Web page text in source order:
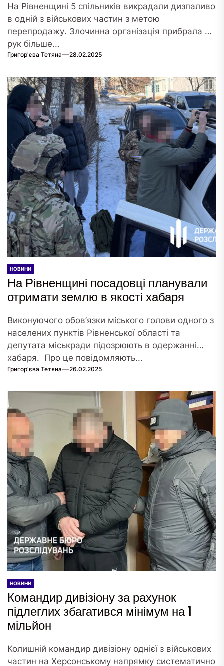
На Рівненщині 5 спільників викрадали дизпаливо
в одній з військових частин з метою
перепродажу. Злочинна організація прибрала до
рук більше...
Григор'єва Тетяна 28.02.2025
НОВИНИ
На Рівненщині посадовці планували
отримати землю в якості хабаря
Виконуючого обов’язки міського голови одного з
населених пунктів Рівненської області та
депутата міськради підозрюють в одержанні
хабаря. Про це повідомляють...
Григор'єва Тетяна 26.02.2025
НОВИНИ
Командир дивізіону за рахунок
підлеглих збагатився мінімум на 1
мільйон
Колишній командир дивізіону однієї з військових
частин на Херсонському напрямку систематично